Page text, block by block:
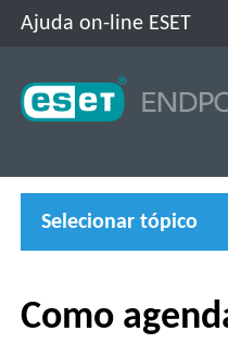
Ajuda on-line ESET
Selecionar tópico
Como